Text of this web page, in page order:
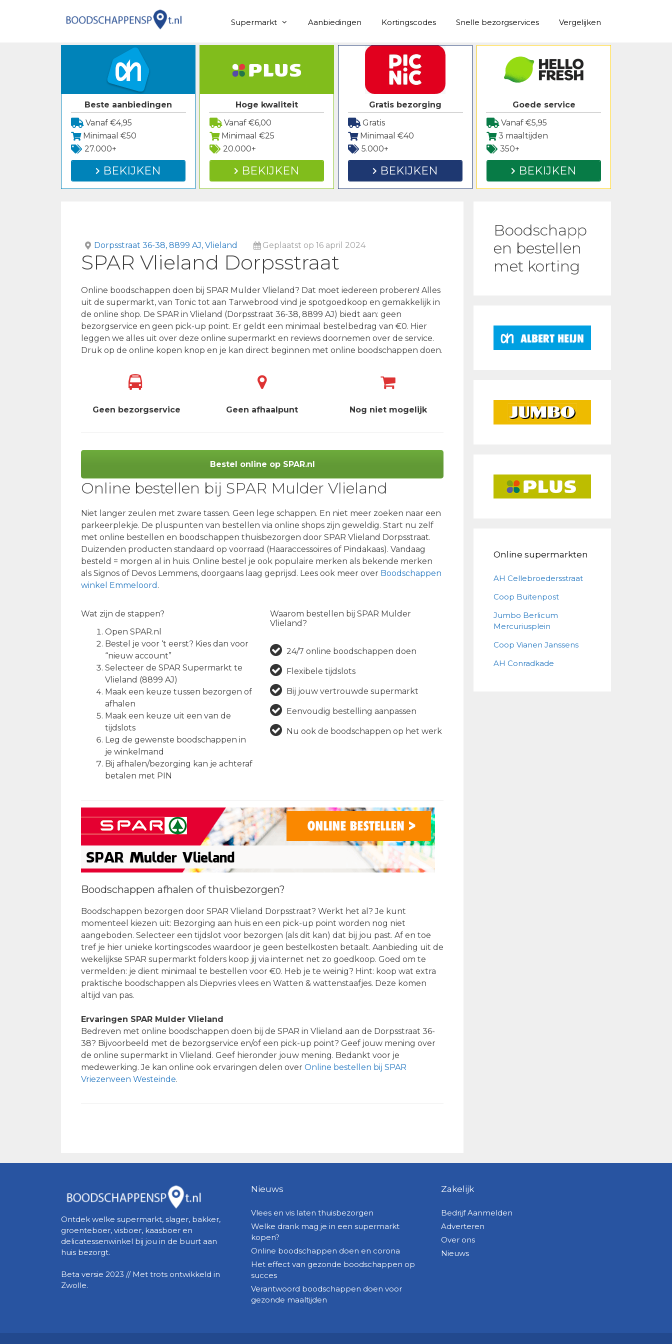
Supermarkt Aanbiedingen Kortingscodes Snelle bezorgservices Vergelijken
Beste aanbiedingen
Vanaf €4,95
Minimaal €50
27.000+
BEKIJKEN
Hoge kwaliteit
Vanaf €6,00
Minimaal €25
20.000+
BEKIJKEN
Gratis bezorging
Gratis
Minimaal €40
5.000+
BEKIJKEN
Goede service
Vanaf €5,95
3 maaltijden
350+
BEKIJKEN
Dorpsstraat 36-38, 8899 AJ, Vlieland Geplaatst op 16 april 2024
SPAR Vlieland Dorpsstraat
Online boodschappen doen bij SPAR Mulder Vlieland? Dat moet iedereen proberen! Alles
uit de supermarkt, van Tonic tot aan Tarwebrood vind je spotgoedkoop en gemakkelijk in
de online shop. De SPAR in Vlieland (Dorpsstraat 36-38, 8899 AJ) biedt aan: geen
bezorgservice en geen pick-up point. Er geldt een minimaal bestelbedrag van €0. Hier
leggen we alles uit over deze online supermarkt en reviews doornemen over de service.
Druk op de online kopen knop en je kan direct beginnen met online boodschappen doen.
Geen bezorgservice Geen afhaalpunt Nog niet mogelijk
Bestel online op SPAR.nl
Online bestellen bij SPAR Mulder Vlieland
Niet langer zeulen met zware tassen. Geen lege schappen. En niet meer zoeken naar een
parkeerplekje. De pluspunten van bestellen via online shops zijn geweldig. Start nu zelf
met online bestellen en boodschappen thuisbezorgen door SPAR Vlieland Dorpsstraat.
Duizenden producten standaard op voorraad (Haaraccessoires of Pindakaas). Vandaag
besteld = morgen al in huis. Online bestel je ook populaire merken als bekende merken
als Signos of Devos Lemmens, doorgaans laag geprijsd. Lees ook meer over Boodschappen
winkel Emmeloord .
Wat zijn de stappen?
Open SPAR.nl
Bestel je voor ‘t eerst? Kies dan voor
“nieuw account”
Selecteer de SPAR Supermarkt te
Vlieland (8899 AJ)
Maak een keuze tussen bezorgen of
afhalen
Maak een keuze uit een van de
tijdslots
Leg de gewenste boodschappen in
je winkelmand
Bij afhalen/bezorging kan je achteraf
betalen met PIN
Waarom bestellen bij SPAR Mulder
Vlieland?
24/7 online boodschappen doen
Flexibele tijdslots
Bij jouw vertrouwde supermarkt
Eenvoudig bestelling aanpassen
Nu ook de boodschappen op het werk
Boodschappen afhalen of thuisbezorgen?
Boodschappen bezorgen door SPAR Vlieland Dorpsstraat? Werkt het al? Je kunt
momenteel kiezen uit: Bezorging aan huis en een pick-up point worden nog niet
aangeboden. Selecteer een tijdslot voor bezorgen (als dit kan) dat bij jou past. Af en toe
tref je hier unieke kortingscodes waardoor je geen bestelkosten betaalt. Aanbieding uit de
wekelijkse SPAR supermarkt folders koop jij via internet net zo goedkoop. Goed om te
vermelden: je dient minimaal te bestellen voor €0. Heb je te weinig? Hint: koop wat extra
praktische boodschappen als Diepvries vlees en Watten & wattenstaafjes. Deze komen
altijd van pas.
Ervaringen SPAR Mulder Vlieland
Bedreven met online boodschappen doen bij de SPAR in Vlieland aan de Dorpsstraat 36-
38? Bijvoorbeeld met de bezorgservice en/of een pick-up point? Geef jouw mening over
de online supermarkt in Vlieland. Geef hieronder jouw mening. Bedankt voor je
medewerking. Je kan online ook ervaringen delen over Online bestellen bij SPAR
Vriezenveen Westeinde.
Boodschapp
en bestellen
met korting
Online supermarkten
AH Cellebroedersstraat
Coop Buitenpost
Jumbo Berlicum
Mercuriusplein
Coop Vianen Janssens
AH Conradkade
Ontdek welke supermarkt, slager, bakker,
groenteboer, visboer, kaasboer en
delicatessenwinkel bij jou in de buurt aan
huis bezorgt.
Beta versie 2023 // Met trots ontwikkeld in
Zwolle.
Nieuws
Vlees en vis laten thuisbezorgen
Welke drank mag je in een supermarkt
kopen?
Online boodschappen doen en corona
Het effect van gezonde boodschappen op
succes
Verantwoord boodschappen doen voor
gezonde maaltijden
Zakelijk
Bedrijf Aanmelden
Adverteren
Over ons
Nieuws